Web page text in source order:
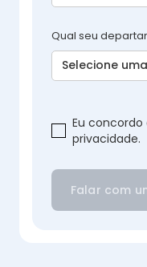
Qual seu
Eu
privacidade.